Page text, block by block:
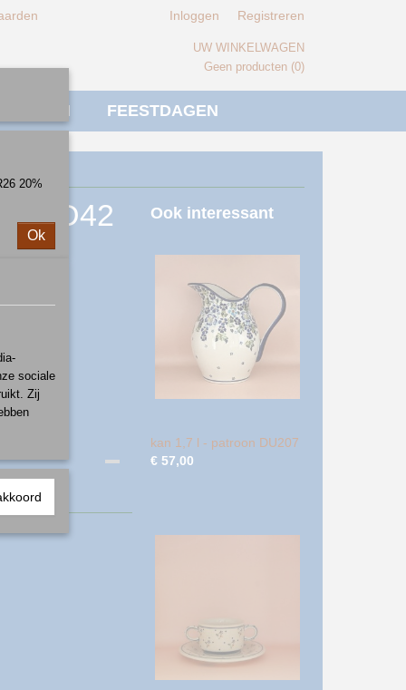
Inloggen Registreren
UW WINKELWAGEN
Geen producten (0)
FEESTDAGEN
D42 Ook interessant
kan 1,7 l - patroon DU207
€ 57,00
20%
Ok
sociale
Zij